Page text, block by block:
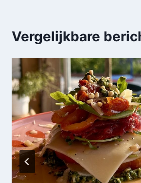
Vergelijkbare